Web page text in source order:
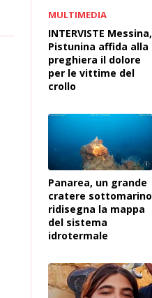
MULTIMEDIA
INTERVISTE Messina,
Pistunina affida alla
preghiera il dolore
per le vittime del
crollo
Panarea, un grande
cratere sottomarino
ridisegna la mappa
del sistema
idrotermale